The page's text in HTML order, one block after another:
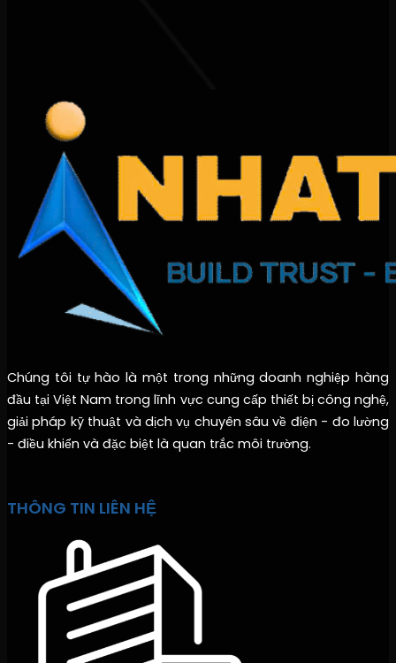
Chúng tôi tự hào là một trong những doanh nghiệp hàng
đầu tại Việt Nam trong lĩnh vực cung cấp thiết bị công nghệ,
giải pháp kỹ thuật và dịch vụ chuyên sâu về điện - đo lường
- điều khiển và đặc biệt là quan trắc môi trường.
THÔNG TIN LIÊN HỆ